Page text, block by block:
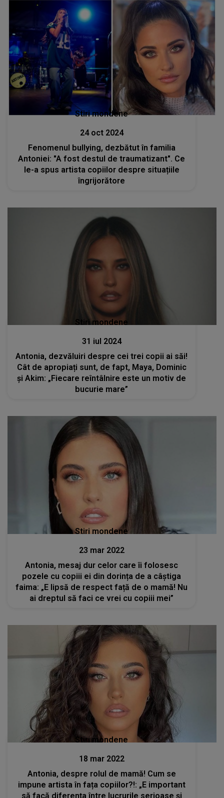
Stiri mondene
24 oct 2024
Fenomenul bullying, dezbătut în familia
Antoniei: "A fost destul de traumatizant". Ce
le-a spus artista copiilor despre situațiile
îngrijorătore
Stiri mondene
31 iul 2024
Antonia, dezvăluiri despre cei trei copii ai săi!
Cât de apropiați sunt, de fapt, Maya, Dominic
și Akim: „Fiecare reîntâlnire este un motiv de
bucurie mare”
Stiri mondene
23 mar 2022
Antonia, mesaj dur celor care îi folosesc
pozele cu copiii ei din dorința de a câștiga
faima: „E lipsă de respect față de o mamă! Nu
ai dreptul să faci ce vrei cu copiii mei”
Stiri mondene
18 mar 2022
Antonia, despre rolul de mamă! Cum se
impune artista în fața copiilor?!: „E important
să facă diferenţa între lucrurile serioase şi